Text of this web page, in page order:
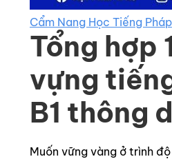
Cẩm Nang Học Tiếng Pháp
Tổng hợp
vựng
B1 thông
Muốn vững vàng ở trình